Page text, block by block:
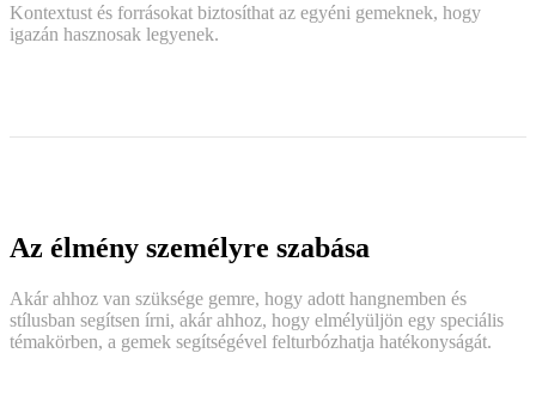
Kontextust és forrásokat biztosíthat az egyéni gemeknek, hogy
igazán hasznosak legyenek.
Az élmény személyre szabása
Akár ahhoz van szüksége gemre, hogy adott hangnemben és
stílusban segítsen írni, akár ahhoz, hogy elmélyüljön egy speciális
témakörben, a gemek segítségével felturbózhatja hatékonyságát.